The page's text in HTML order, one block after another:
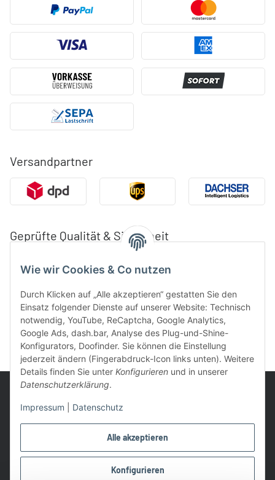
Alle akzeptieren
Konfigurieren
Wie wir Cookies & Co nutzen
Durch Klicken auf „Alle akzeptieren“ gestatten Sie den
Einsatz folgender Dienste auf unserer Website: Technisch
notwendig, YouTube, ReCaptcha, Google Analytics,
Google Ads, dash.bar, Analyse des Plug-und-Shine-
Konfigurators, Doofinder. Sie können die Einstellung
jederzeit ändern (Fingerabdruck-Icon links unten). Weitere
Details finden Sie unter Konfigurieren und in unserer
Datenschutzerklärung.
Impressum Datenschutz
Versandpartner
Geprüfte Qualität & Sicherheit
UVP: Ist die unverbindliche Preisempfehlung des Herstellers für
das Produkt